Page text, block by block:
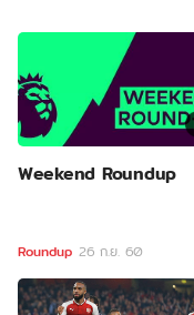
Weekend Roundup
Roundup 26 ก.ย. 60